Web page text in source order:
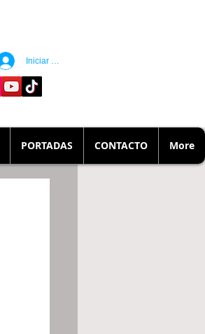
Iniciar sesión
PORTADAS CONTACTO More